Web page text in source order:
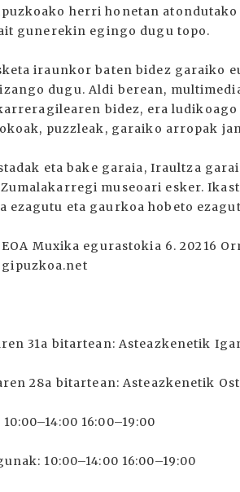
herri honetan
gunerekin egingo dugu topo.
iraunkor baten bidez garaiko
dugu. Aldi berean,
bidez, era
puzzleak, garaiko arropak
eta bake garaia, Iraultza
museoari esker.
ezagutu eta gaurkoa hobeto
Muxika egurastokia 6. 20216
31a bitartean: Asteazkenetik
28a bitartean: Asteazkenetik
16:00–19:00
10:00–14:00 16:00–19:00